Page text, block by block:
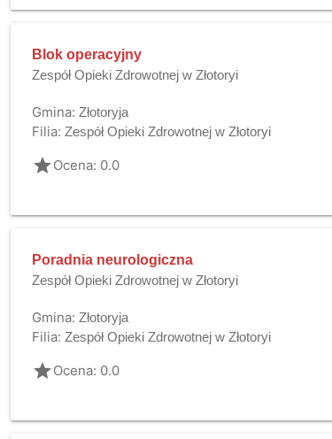
Blok operacyjny
Zespół Opieki Zdrowotnej w Złotoryi
Gmina: Złotoryja
Filia: Zespół Opieki Zdrowotnej w Złotoryi
gradeOcena: 0.0
Poradnia neurologiczna
Zespół Opieki Zdrowotnej w Złotoryi
Gmina: Złotoryja
Filia: Zespół Opieki Zdrowotnej w Złotoryi
gradeOcena: 0.0